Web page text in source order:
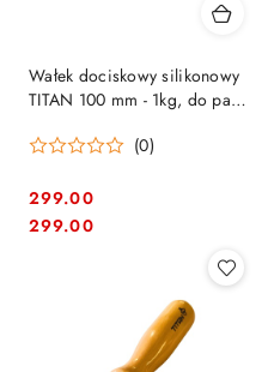
Wałek dociskowy silikonowy
TITAN 100 mm - 1kg, do papy
(0)
Cena:
299.00
Cena:
299.00